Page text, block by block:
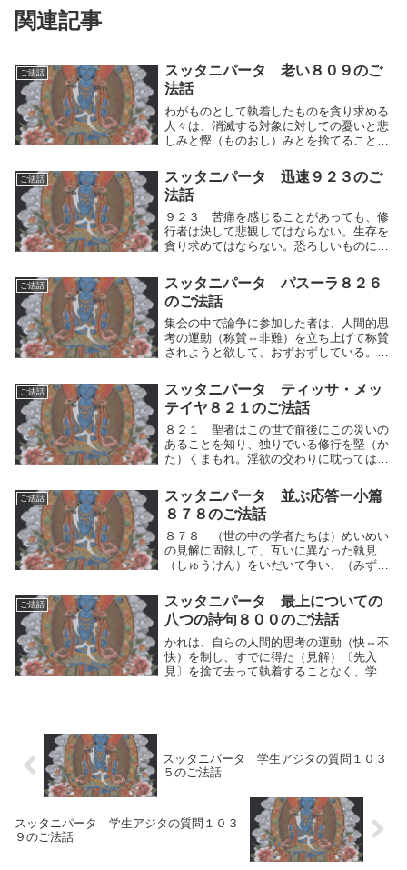
関連記事
ご法話
スッタニパータ 老い８０９のご
法話
わがものとして執着したものを貪り求める
人々は、消滅する対象に対しての憂いと悲
しみと慳（ものおし）みとを捨てることが
す。それ故に諸々の聖者は、所有を捨てて
行って安穏（あんのん）＝「輪廻からの解
脱」を見たので...
ご法話
スッタニパータ 迅速９２３のご
法話
９２３ 苦痛を感じることがあっても、修
行者は決して悲観してはならない。生存を
貪り求めてはならない。恐ろしいものに出
痛を感じることがあっても、修行者は、自
らの人間的思考の運動（快⇔不快）の動き
によく気をつ...
ご法話
スッタニパータ パスーラ８２６
のご法話
集会の中で論争に参加した者は、人間的思
考の運動（称賛⇔非難）を立ち上げて称賛
されようと欲して、おずおずしている。そ
敵のあらさがしをしているのに、他人から
論難されると、怒る。このような状況では
修行からほど...
ご法話
スッタニパータ ティッサ・メッ
テイヤ８２１のご法話
８２１ 聖者はこの世で前後にこの災いの
あることを知り、独りでいる修行を堅（か
た）くまもれ。淫欲の交わりに耽ってはな
（快⇔不快）を制することが出来ないなら
ば、前後にこの災い＝執着のあることを知
り、人間的思...
ご法話
スッタニパータ 並ぶ応答ー小篇
８７８のご法話
８７８ （世の中の学者たちは）めいめい
の見解に固執して、互いに異なった執見
（しゅうけん）をいだいて争い、（みずか
ざまに論ずる。ー「このように知る人は真
理を知っている。これを非難する人はまだ
不完全な人であ...
ご法話
スッタニパータ 最上についての
八つの詩句８００のご法話
かれは、自らの人間的思考の運動（快⇔不
快）を制し、すでに得た（見解）〔先入
見〕を捨て去って執着することなく、学識
スッタニパータ 学生アジタの質問１０３
５のご法話
スッタニパータ 学生アジタの質問１０３
９のご法話